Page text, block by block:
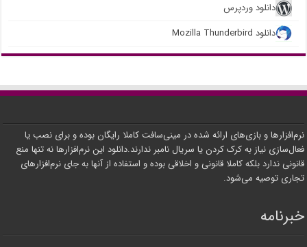
دانلود وردپرس
دانلود Mozilla Thunderbird
نرم‌افزارها و بازی‌های ارائه شده در مینی‌سافت کاملا رایگان بوده و برای نصب یا
فعال‌سازی نیاز به کرک کردن یا سریال نامبر ندارند.دانلود این نرم‌افزارها نه تنها منع
قانونی ندارد بلکه کاملا قانونی و اخلاقی بوده و استفاده از آنها به جای نرم‌افزارهای
تجاری توصیه می‌شود.
خبرنامه